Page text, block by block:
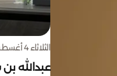
الثلاثاء 4 أغسطس 2026
عبدالله